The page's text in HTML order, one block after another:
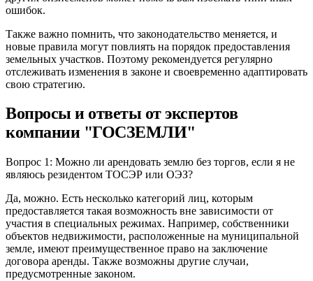
ошибок.
Также важно помнить, что законодательство меняется, и
новые правила могут повлиять на порядок предоставления
земельных участков. Поэтому рекомендуется регулярно
отслеживать изменения в законе и своевременно адаптировать
свою стратегию.
Вопросы и ответы от экспертов
компании "ГОСЗЕМЛИ"
Вопрос 1: Можно ли арендовать землю без торгов, если я не
являюсь резидентом ТОСЭР или ОЭЗ?
Да, можно. Есть несколько категорий лиц, которым
предоставляется такая возможность вне зависимости от
участия в специальных режимах. Например, собственники
объектов недвижимости, расположенные на муниципальной
земле, имеют преимущественное право на заключение
договора аренды. Также возможны другие случаи,
предусмотренные законом.